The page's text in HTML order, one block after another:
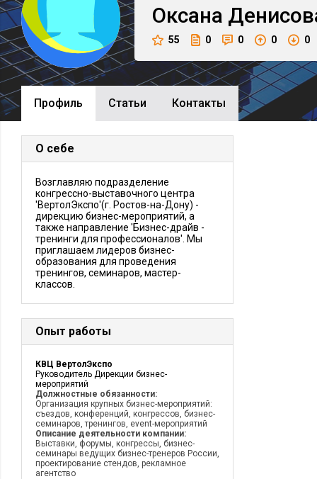
Оксана
55 0 0 0 0
Профиль Cтатьи Контакты
О себе
Возглавляю подразделение
конгрессно-выставочного центра
'ВертолЭкспо'(г. Ростов-на-Дону) -
дирекцию бизнес-мероприятий, а
также направление 'Бизнес-драйв -
тренинги для профессионалов'. Мы
приглашаем лидеров бизнес-
образования для проведения
тренингов, семинаров, мастер-
классов.
Опыт работы
КВЦ ВертолЭкспо
Руководитель Дирекции бизнес-
мероприятий
Должностные обязанности:
Организация крупных бизнес-мероприятий:
съездов, конференций, конгрессов, бизнес-
семинаров, тренингов, event-мероприятий
Описание деятельности компании:
Выставки, форумы, конгрессы, бизнес-
семинары ведущих бизнес-тренеров России,
проектирование стендов, рекламное
агентство